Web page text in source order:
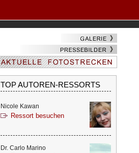
TOP AUTOREN-RESSORTS
Nicole Kawan
Ressort besuchen
Dr. Carlo Marino